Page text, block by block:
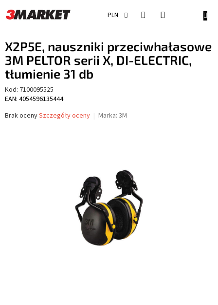
do
treści
PLN
X2P5E, nauszniki przeciwhałasowe
3M PELTOR serii X, DI-ELECTRIC,
tłumienie 31 db
Kod: 7100095525
EAN: 4054596135444
Średnia
Brak ocenySzczegóły oceny Marka: 3M